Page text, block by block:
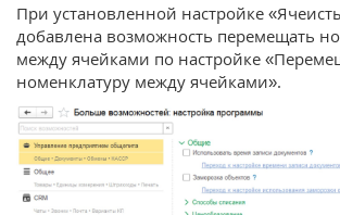
При установленной настройке
добавлена возможность перемещать
между ячейками по настройке
номенклатуру между ячейками».